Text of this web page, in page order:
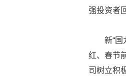
强投资者
新“
红、春节
司树立积